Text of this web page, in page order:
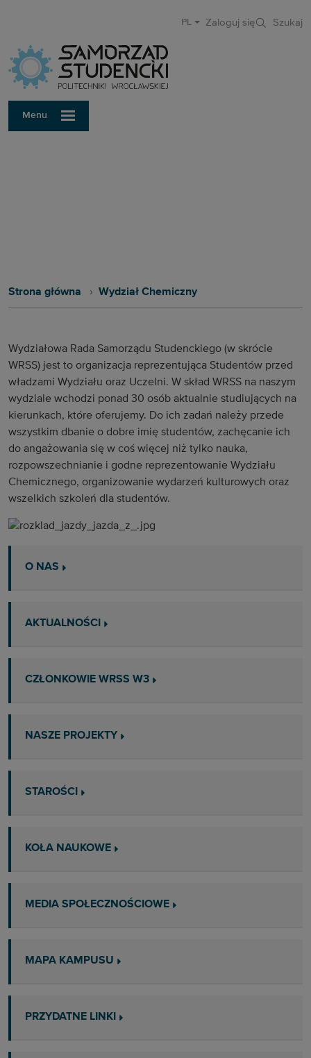
PL Zaloguj się Szukaj
Samorząd
Menu
Strona główna Wydział Chemiczny
Wydziałowa Rada Samorządu Studenckiego (w skrócie
WRSS) jest to organizacja reprezentująca Studentów przed
władzami Wydziału oraz Uczelni. W skład WRSS na naszym
wydziale wchodzi ponad 30 osób aktualnie studiujących na
kierunkach, które oferujemy. Do ich zadań należy przede
wszystkim dbanie o dobre imię studentów, zachęcanie ich
do angażowania się w coś więcej niż tylko nauka,
rozpowszechnianie i godne reprezentowanie Wydziału
Chemicznego, organizowanie wydarzeń kulturowych oraz
wszelkich szkoleń dla studentów.
O NAS
AKTUALNOŚCI
CZŁONKOWIE WRSS W3
NASZE PROJEKTY
STAROŚCI
KOŁA NAUKOWE
MEDIA SPOŁECZNOŚCIOWE
MAPA KAMPUSU
PRZYDATNE LINKI